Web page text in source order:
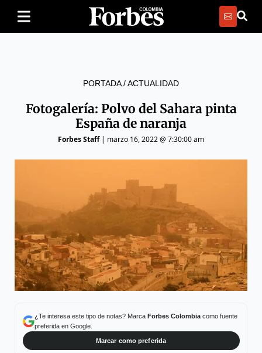
PORTADA/ACTUALIDAD
Fotogalería: Polvo del Sahara pinta
España de naranja
Forbes Staff| marzo 16, 2022 @ 7:30:00 am
¿Te interesa este tipo de notas? Marca Forbes Colombiacomo fuente
preferida en Google.
Marcar como preferida